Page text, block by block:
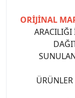
ORİJİNAL
ÜRÜNLER